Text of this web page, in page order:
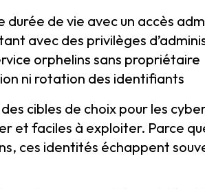
durée de vie avec un accès
avec des privilèges
orphelins sans propriétaire
ni rotation des identifiants
cibles de choix pour les
et faciles à exploiter. Parce
ces identités échappent